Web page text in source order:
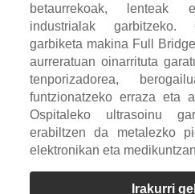
betaurrekoak, lenteak
industrialak garbitzeko.
garbiketa makina Full
aurreratuan oinarrituta
tenporizadorea,
funtzionatzeko erraza eta
Ospitaleko ultrasoinu
erabiltzen da metalezko
elektronikan eta
Irakurri